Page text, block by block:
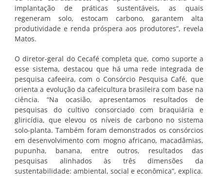
implantação de práticas sustentáveis, as quais
regeneram solo, estocam carbono, garantem alta
produtividade e renda próspera aos produtores”, revela
Matos.
O diretor-geral do Cecafé completa que, como suporte a
esse sistema, destacou que há uma rede integrada de
pesquisa cafeeira, com o Consórcio Pesquisa Café, que
orienta a evolução da cafeicultura brasileira com base na
ciência. “Na ocasião, apresentamos resultados de
pesquisas do cultivo consorciado com braquiária e
gliricídia, que elevou os níveis de carbono no sistema
solo-planta. Também foram demonstrados os consórcios
em desenvolvimento com mogno africano, macadâmias,
pupunha, banana, entre outros, resultados das
pesquisas alinhados às três dimensões da
sustentabilidade: ambiental, social e econômica”, explica.